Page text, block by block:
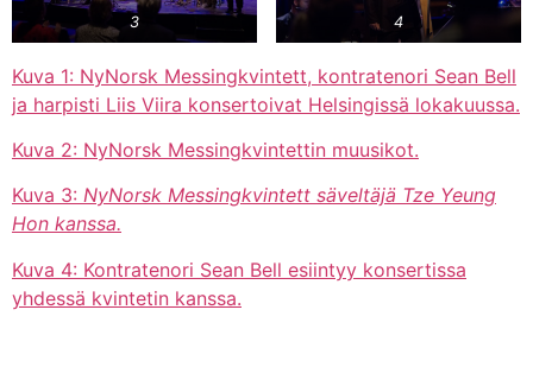
3 4
Kuva 1: NyNorsk Messingkvintett, kontratenori Sean Bell
ja harpisti Liis Viira konsertoivat Helsingissä lokakuussa.
Kuva 2: NyNorsk Messingkvintettin muusikot.
Kuva 3: NyNorsk Messingkvintett säveltäjä Tze Yeung
Hon kanssa.
Kuva 4: Kontratenori Sean Bell esiintyy konsertissa
yhdessä kvintetin kanssa.